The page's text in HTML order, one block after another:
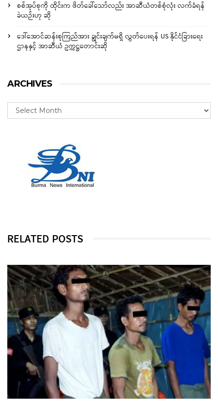
စစ်အုပ်စုကို ထိုင်းက ဖိတ်ခေါ်သော်လည်း အာဆီယံတစ်စုံလုံး လက်ခံရန်
ခဲယဉ်းဟု ဆို
ဒေါ်အောင်ဆန်းစုကြည်အား ချွင်းချက်မရှိ လွှတ်ပေးရန် US နိုင်ငံခြားရေး
ဌာနနှင့် အာဆီယံ ဥက္ကဋ္ဌတောင်းဆို
ARCHIVES
RELATED POSTS